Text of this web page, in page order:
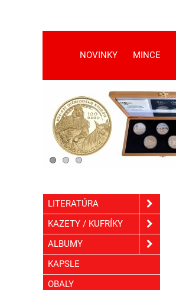
NOVINKY MINCE
LITERATÚRA
KAZETY / KUFRÍKY
ALBUMY
KAPSLE
OBALY